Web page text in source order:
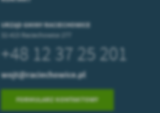
URZĄD GMINY RACIECHOWICE
32-415 Raciechowice 277
+48 12 37 25 201
wojt@raciechowice.pl
FORMULARZ KONTAKTOWY